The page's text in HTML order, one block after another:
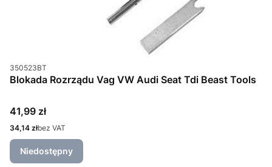
Kod produktu
350523BT
Blokada Rozrządu Vag VW Audi Seat Tdi Beast Tools
Cena
41,99 zł
Cena
34,14 złbez VAT
Niedostępny